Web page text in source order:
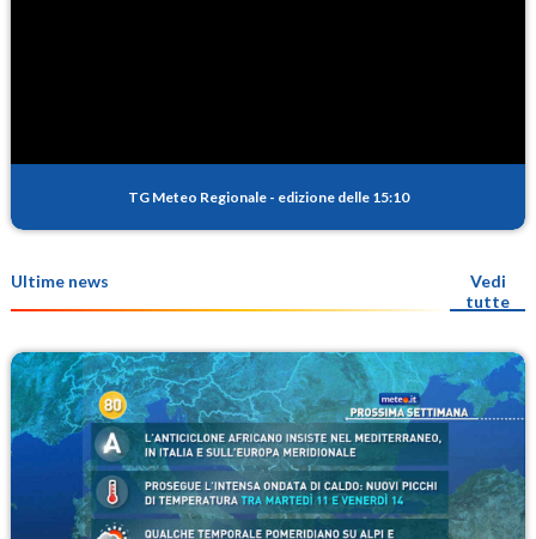
TG Meteo Regionale - edizione delle 15:10
Ultime news
Vedi
tutte